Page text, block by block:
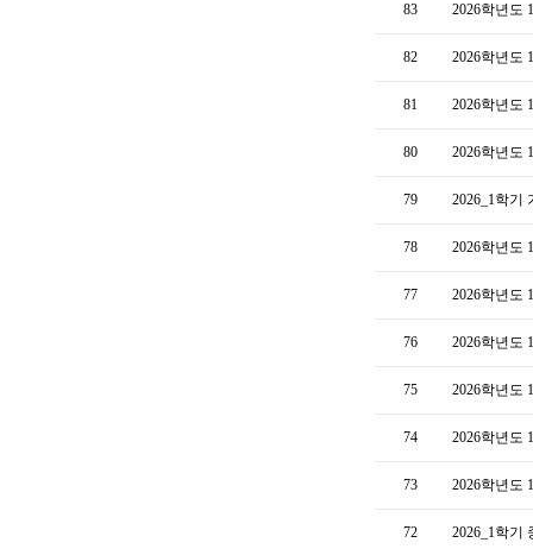
83 2026학년도
82 2026학년도
81 2026학년도
80 2026학년도
79 2026_1학기
78 2026학년도
77 2026학년도
76 2026학년도
75 2026학년도
74 2026학년도
73 2026학년도
72 2026_1학기